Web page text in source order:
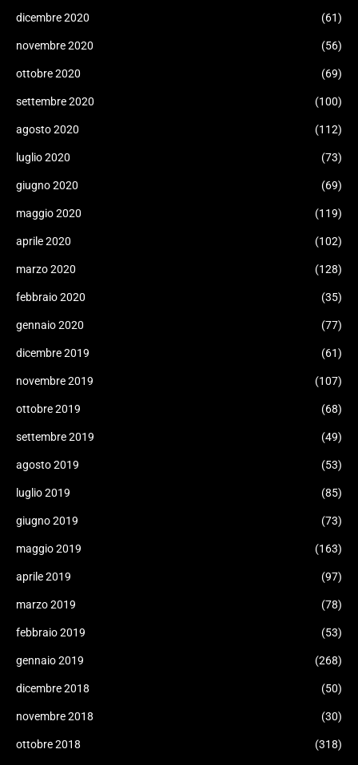
dicembre 2020 (61)
novembre 2020 (56)
ottobre 2020 (69)
settembre 2020 (100)
agosto 2020 (112)
luglio 2020 (73)
giugno 2020 (69)
maggio 2020 (119)
aprile 2020 (102)
marzo 2020 (128)
febbraio 2020 (35)
gennaio 2020 (77)
dicembre 2019 (61)
novembre 2019 (107)
ottobre 2019 (68)
settembre 2019 (49)
agosto 2019 (53)
luglio 2019 (85)
giugno 2019 (73)
maggio 2019 (163)
aprile 2019 (97)
marzo 2019 (78)
febbraio 2019 (53)
gennaio 2019 (268)
dicembre 2018 (50)
novembre 2018 (30)
ottobre 2018 (318)